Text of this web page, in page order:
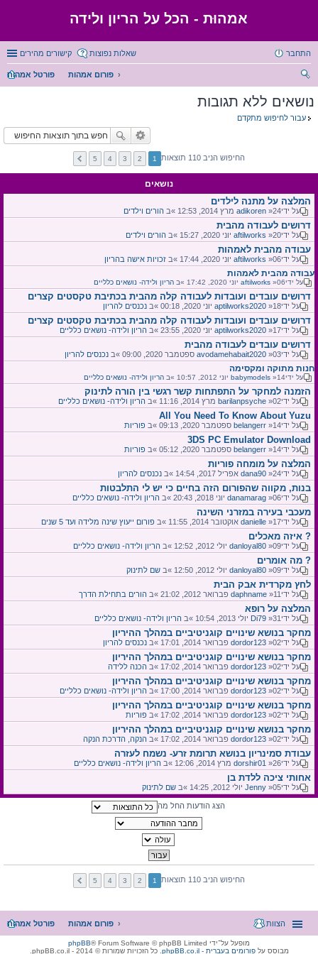
אמהוּת - הכל על הריון ולידה
קישורים מהירים שאלות נפוצות התחבר
פורטל אמהות
פורום אמהות
ש
נושאים ללא תגובות
עבור לחיפוש מתקדם
החיפוש הניב 110 תוצאות 1
2
3
4
5
נושאים
המלצה על מתנה לילדים
על ידי adikoren »24 מרץ 2014, 12:53 »ב הורים וילדים
דרושים לעבודה מהבית
על ידי aftilworks »20 יוני 2020, 15:27 »ב הורים וילדים
עבודה מהבית לאמהות
על ידי aftilworks »06 יוני 2020, 17:44 »ב זכויות אישה בהריון
עבודה מהבית לאמהות
על ידי aftilworks »06 יוני 2020, 17:42 »ב הריון ולידה- נושאים כלליים
דרושים עובדים ועובדות לעבודה קלה מהבית בכתיבת טקסטים קצרים
על ידי aptilworks2020 »18 יוני 2020, 00:18 »ב נכנסים להריון
דרושים עובדים ועובדות לעבודה קלה מהבית בכתיבת טקסטים קצרים
על ידי aptilworks2020 »17 יוני 2020, 23:55 »ב הריון ולידה- נושאים כלליים
דרושים עובדים לעבודה מהבית
על ידי avodamehabait2020 »03 ספטמבר 2020, 09:00 »ב נכנסים להריון
חנות מתוקה ומקסימה
על ידי babymodels »14 יוני 2012, 10:57 »ב הריון ולידה- נושאים כלליים
הזמנה למחקר על התפתחות קשר רגשי בין הורה לתינוק
על ידי barilanpsyche »02 מרץ 2014, 11:16 »ב הריון ולידה- נושאים כלליים
All You Need To Know About Yuzu
על ידי belangerr »14 ספטמבר 2020, 09:13 »ב פוריות
3DS PC Emulator Download
על ידי belangerr »14 ספטמבר 2020, 05:12 »ב פוריות
המלצה על מומחה פוריות
על ידי dana90 »24 אפריל 2017, 14:54 »ב נכנסים להריון
בנות, מקווה שהפורום הזה בחיים כי יש לי התלבטות
על ידי danamarag »06 יוני 2018, 20:43 »ב הריון ולידה- נושאים כלליים
מעכבי בעירה במזרני השינה
על ידי danielle »17 אוקטובר 2014, 11:55 »ב פורום ייעוץ שינה מלידה ועד 5 שנים
איזה מאכלים ?
על ידי danloyal80 »09 יולי 2012, 12:52 »ב הריון ולידה- נושאים כלליים
מה אומרים ?
על ידי danloyal80 »09 יולי 2012, 12:50 »ב שם לתינוק
לחץ מקרדית אבק הבית
על ידי daphname »11 פברואר 2012, 21:02 »ב הורים בתחילת הדרך
המלצה על רופא
על ידי Di79 »31 יולי 2013, 10:54 »ב הריון ולידה- נושאים כלליים
מחקר בנושא שינויים קוגניטיביים במהלך ההיריון
על ידי dordor123 »02 פברואר 2014, 17:01 »ב נכנסים להריון
מחקר בנושא שינויים קוגניטיביים במהלך ההיריון
על ידי dordor123 »02 פברואר 2014, 17:02 »ב הכנה ללידה
מחקר בנושא שינויים קוגניטיביים במהלך ההיריון
על ידי dordor123 »02 פברואר 2014, 17:00 »ב הריון ולידה- נושאים כלליים
מחקר בנושא שינויים קוגניטיביים במהלך ההיריון
על ידי dordor123 »02 פברואר 2014, 17:02 »ב פוריות
מחקר בנושא שינויים קוגניטיביים במהלך ההיריון
על ידי dordor123 »02 פברואר 2014, 17:02 »ב הנקה, הדרכת הנקה
עבודת סמינריון בנושא תרומת זרע- נשמח לעזרה
על ידי dorshir01 »26 מרץ 2014, 12:06 »ב הריון ולידה- נושאים כלליים
אחותי ציכה ללדת בן
על ידי Jenny »05 יולי 2012, 14:25 »ב שם לתינוק
הצג הודעות החל מה
החיפוש הניב 110 תוצאות 1
2
3
4
5
פורטל אמהות פורום אמהות הצוות
מופעל על־ידי phpBB® Forum Software © phpBB Limited
מבוסס עלphpBB.co.il - פורומים בעברית . כל הזכויות שמורות © 2014 - phpBB.co.il.